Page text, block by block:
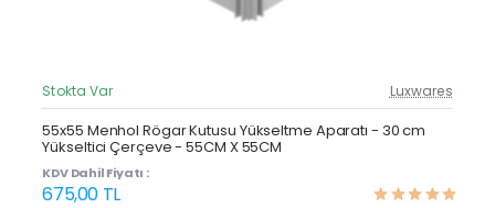
Güncel Fiyat
Yeni Ürün
Stokta Var Luxwares
55x55 Menhol Rögar Kutusu Yükseltme Aparatı - 30 cm
Yükseltici Çerçeve - 55CM X 55CM
KDV Dahil Fiyatı :
675,00 TL